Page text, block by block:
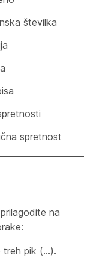
številka
spretnost
na
pik (...).